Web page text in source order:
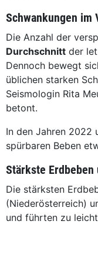
Schwankungen im
Die Anzahl der
Durchschnitt der
Dennoch bewegt
üblichen starken
Seismologin Rita
betont.
In den Jahren 2022
spürbaren Beben
Stärkste Erdbeben
Die stärksten
(Niederösterreich)
und führten zu